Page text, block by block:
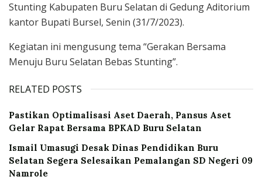
Stunting Kabupaten Buru Selatan di Gedung Aditorium
kantor Bupati Bursel, Senin (31/7/2023).
Kegiatan ini mengusung tema “Gerakan Bersama
Menuju Buru Selatan Bebas Stunting”.
RELATED POSTS
Pastikan Optimalisasi Aset Daerah, Pansus Aset
Gelar Rapat Bersama BPKAD Buru Selatan
Ismail Umasugi Desak Dinas Pendidikan Buru
Selatan Segera Selesaikan Pemalangan SD Negeri 09
Namrole